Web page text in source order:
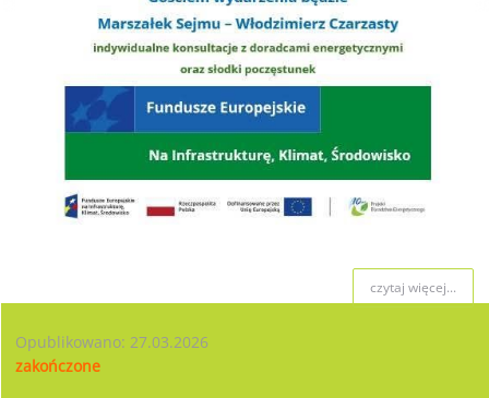
czytaj więcej...
Opublikowano: 27.03.2026
zakończone